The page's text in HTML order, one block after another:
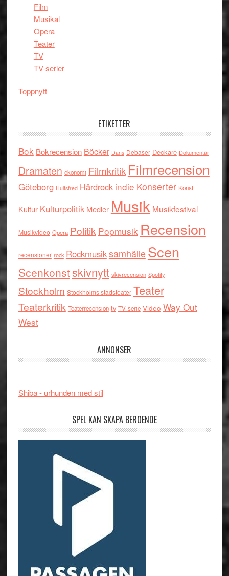
Film
Musikal
Opera
Teater
TV
TV-serier
Toppnytt
ETIKETTER
Bok Bokrecension Böcker Dans Debaser Deckare Dokumentär
Dramaten ekonomi Filmkritik Filmrecension
Göteborg Hultsfred Hårdrock indie Konserter Konst
Kultur Kulturpolitik Medier Musik Musikfestival
Musikvideo Opera Politik Popmusik Recension
recensioner rock RockmusiksamhälleScen
Scenkonstskivnytt skivrecension Spotify
Stockholm Stockholms stadsteater Teater
Teaterkritik Teaterrecension tv TV-serie Video Way Out
West
ANNONSER
Shiba - urhunden med stil
SPEL KAN SKAPA BEROENDE